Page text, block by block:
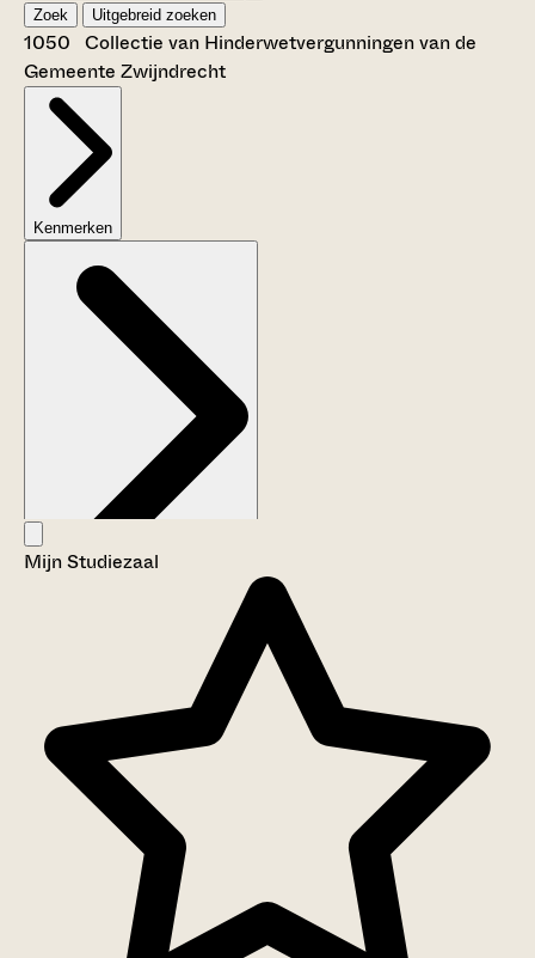
Zoek Uitgebreid zoeken
1050 Collectie van Hinderwetvergunningen van de
Gemeente Zwijndrecht
Kenmerken
Aanwijzingen voor de gebruiker
Inventaris
Mijn Studiezaal